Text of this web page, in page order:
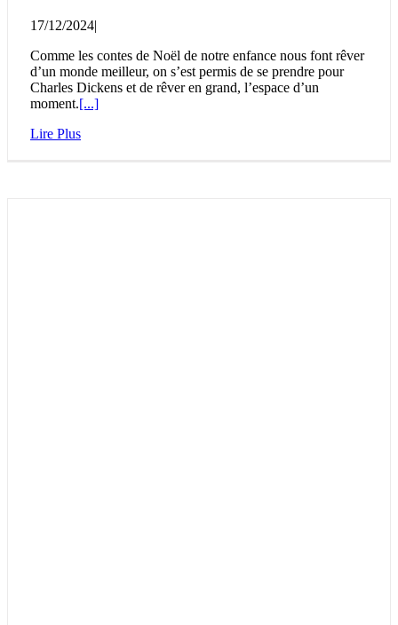
17/12/2024|
Comme les contes de Noël de notre enfance nous font rêver
d’un monde meilleur, on s’est permis de se prendre pour
Charles Dickens et de rêver en grand, l’espace d’un
moment.[...]
Lire Plus